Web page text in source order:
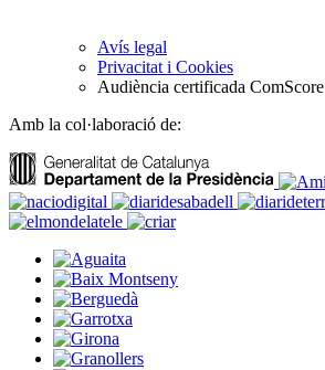
Avís legal
Privacitat i Cookies
Audiència certificada ComScore
Amb la col·laboració de: